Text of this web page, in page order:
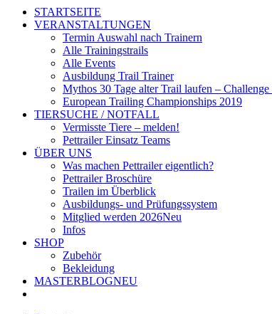
STARTSEITE
VERANSTALTUNGEN
Termin Auswahl nach Trainern
Alle Trainingstrails
Alle Events
Ausbildung Trail Trainer
Mythos 30 Tage alter Trail laufen – Challenge
European Trailing Championships 2019
TIERSUCHE / NOTFALL
Vermisste Tiere – melden!
Pettrailer Einsatz Teams
ÜBER UNS
Was machen Pettrailer eigentlich?
Pettrailer Broschüre
Trailen im Überblick
Ausbildungs- und Prüfungssystem
Mitglied werden 2026Neu
Infos
SHOP
Zubehör
Bekleidung
MASTERBLOGNEU